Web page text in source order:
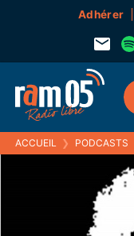
Adhérer
ACCUEIL ❯ PODCASTS